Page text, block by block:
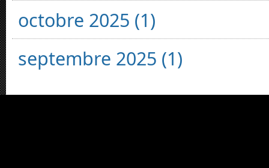
octobre 2025 (1)
septembre 2025 (1)